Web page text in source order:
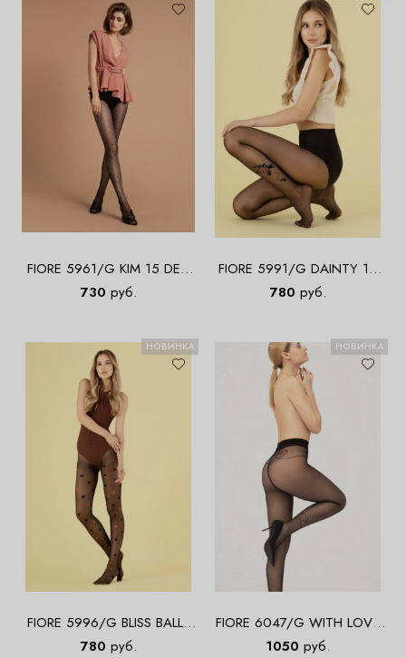
FIORE 5961/G KIM 15 DEN
Колготки
730 руб.
FIORE 5991/G DAINTY 15
DEN Колготки
780 руб.
НОВИНКА
FIORE 5996/G BLISS BALLS
15 DEN Колготки
780 руб.
НОВИНКА
FIORE 6047/G WITH LOVE
15 DEN Колготки
1050 руб.